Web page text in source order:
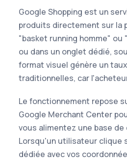
Google Shopping est un
produits directement sur la
"basket running homme"
ou dans un onglet dédié,
format visuel génère un
traditionnelles, car
Le fonctionnement repose
Google Merchant Center
vous alimentez une base
Lorsqu'un utilisateur clique
dédiée avec vos